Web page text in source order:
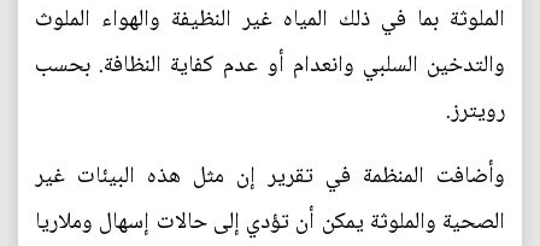
الملوثة بما في ذلك المياه غير النظيفة والهواء الملوث
والتدخين السلبي وانعدام أو عدم كفاية النظافة. بحسب
رويترز.
وأضافت المنظمة في تقرير إن مثل هذه البيئات غير
الصحية والملوثة يمكن أن تؤدي إلى حالات إسهال وملاريا